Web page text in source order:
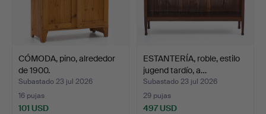
CÓMODA, pino, alrededor
de 1900.
Subastado 23 jul 2026
16 pujas
101 USD
ESTANTERÍA, roble, estilo
jugend tardío, a…
Subastado 23 jul 2026
29 pujas
497 USD